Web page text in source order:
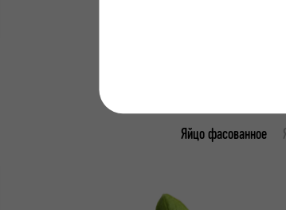
Яйцо фасованное